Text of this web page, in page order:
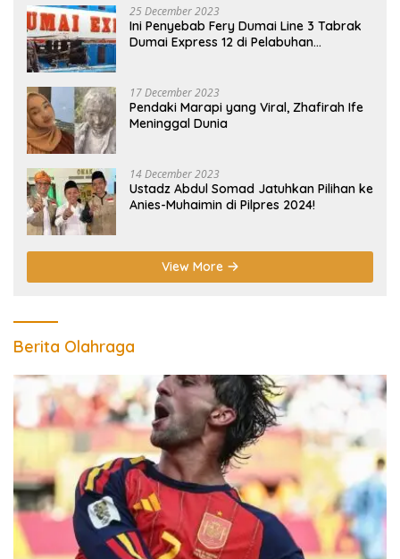
25 December 2023
Ini Penyebab Fery Dumai Line 3 Tabrak
Dumai Express 12 di Pelabuhan
17 December 2023
Pendaki Marapi yang Viral, Zhafirah Ife
Meninggal Dunia
14 December 2023
Ustadz Abdul Somad Jatuhkan Pilihan ke
Anies-Muhaimin di Pilpres 2024!
View More
Berita Olahraga